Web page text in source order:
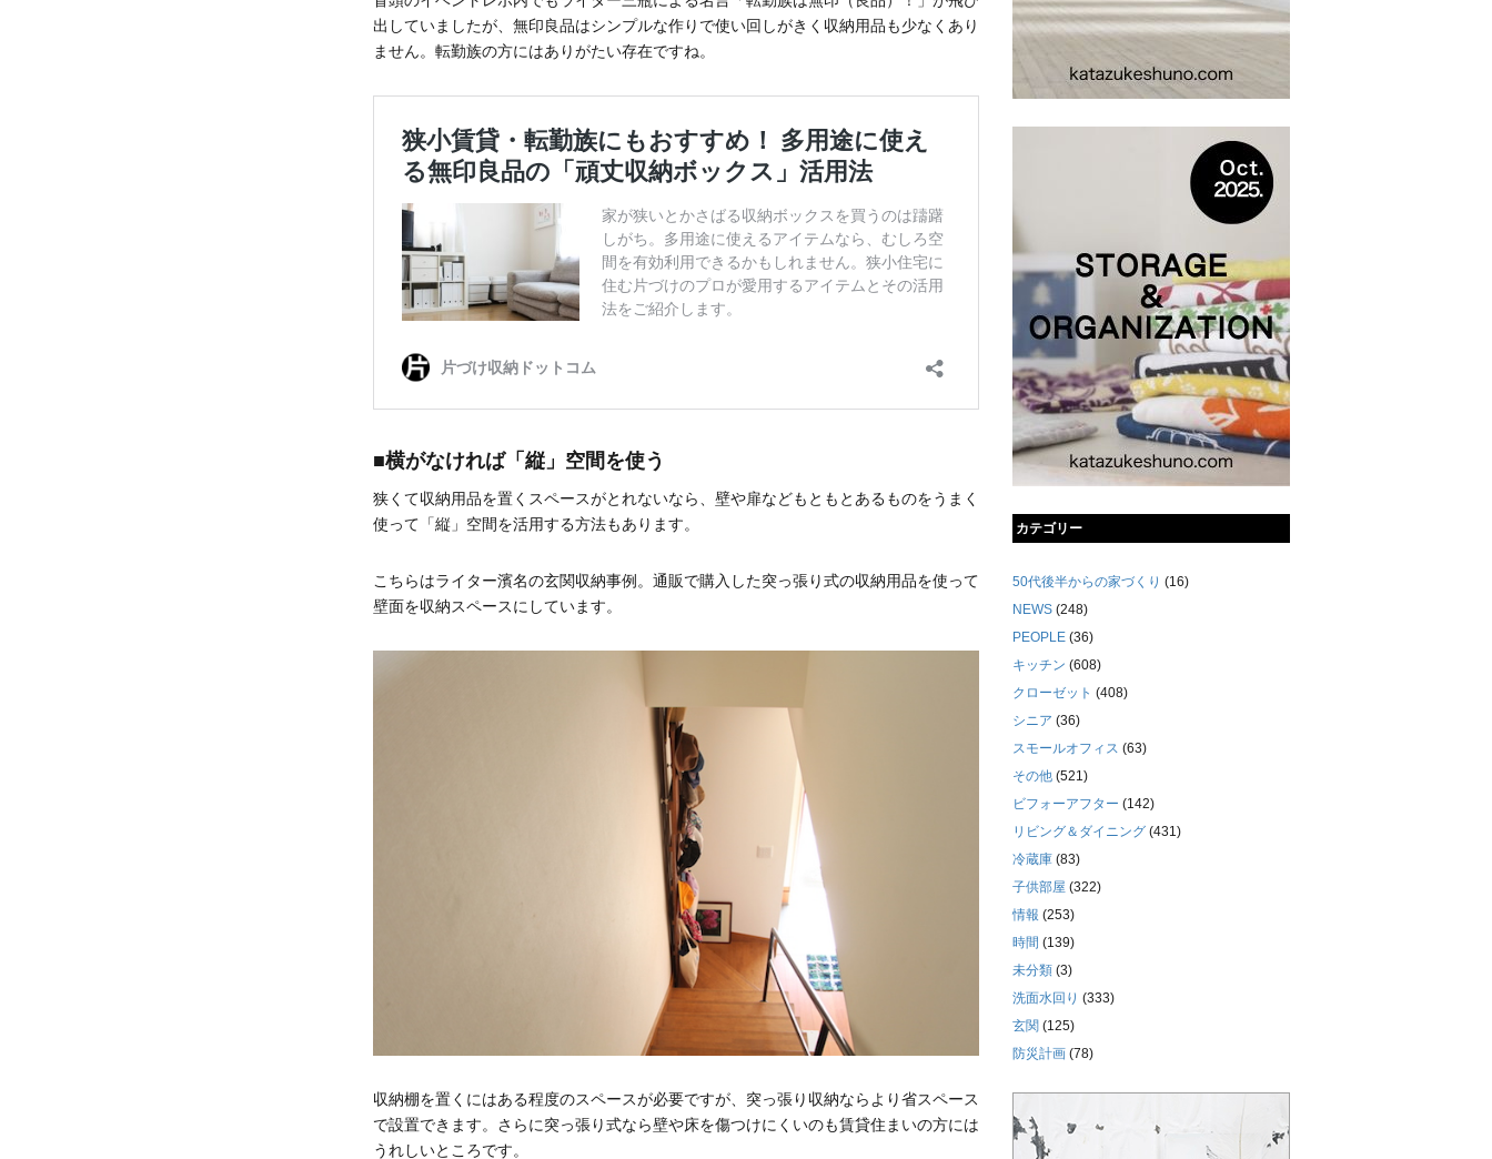
出していましたが、無印良品はシンプルな作りで使い回しがきく収納用品も少なくあり
ません。転勤族の方にはありがたい存在ですね。
■横がなければ「縦」空間を使う
狭くて収納用品を置くスペースがとれないなら、壁や扉などもともとあるものをうまく
使って「縦」空間を活用する方法もあります。
こちらはライター濱名の玄関収納事例。通販で購入した突っ張り式の収納用品を使って
壁面を収納スペースにしています。
収納棚を置くにはある程度のスペースが必要ですが、突っ張り収納ならより省スペース
で設置できます。さらに突っ張り式なら壁や床を傷つけにくいのも賃貸住まいの方には
うれしいところです。
カテゴリー
50代後半からの家づくり (16)
NEWS (248)
PEOPLE (36)
キッチン (608)
クローゼット (408)
シニア (36)
スモールオフィス (63)
その他 (521)
ビフォーアフター (142)
リビング＆ダイニング (431)
冷蔵庫 (83)
子供部屋 (322)
情報 (253)
時間 (139)
未分類 (3)
洗面水回り (333)
玄関 (125)
防災計画 (78)